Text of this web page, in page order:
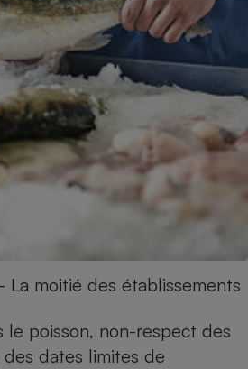
moitié des établissements
le poisson, non-respect des
dates limites de